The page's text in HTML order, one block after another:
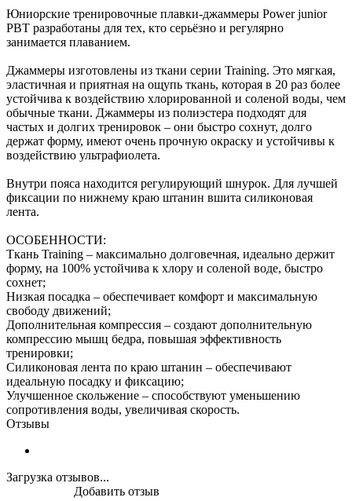
Юниорские тренировочные плавки-джаммеры Power junior
PBT разработаны для тех, кто серьёзно и регулярно
занимается плаванием.
Джаммеры изготовлены из ткани серии Training. Это мягкая,
эластичная и приятная на ощупь ткань, которая в 20 раз более
устойчива к воздействию хлорированной и соленой воды, чем
обычные ткани. Джаммеры из полиэстера подходят для
частых и долгих тренировок – они быстро сохнут, долго
держат форму, имеют очень прочную окраску и устойчивы к
воздействию ультрафиолета.
Внутри пояса находится регулирующий шнурок. Для лучшей
фиксации по нижнему краю штанин вшита силиконовая
лента.
ОСОБЕННОСТИ:
Ткань Training – максимально долговечная, идеально держит
форму, на 100% устойчива к хлору и соленой воде, быстро
сохнет;
Низкая посадка – обеспечивает комфорт и максимальную
свободу движений;
Дополнительная компрессия – создают дополнительную
компрессию мышц бедра, повышая эффективность
тренировки;
Силиконовая лента по краю штанин – обеспечивают
идеальную посадку и фиксацию;
Улучшенное скольжение – способствуют уменьшению
сопротивления воды, увеличивая скорость.
Отзывы
Загрузка отзывов...
Добавить отзыв